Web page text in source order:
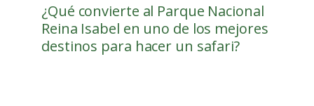
¿Qué convierte al Parque Nacional
Reina Isabel en uno de los mejores
destinos para hacer un safari?